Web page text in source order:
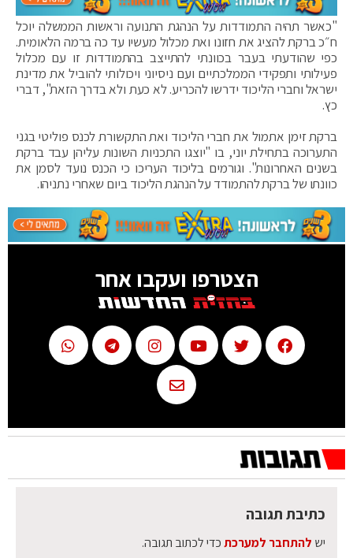
"כאשר תהיה התמודדות על הנהגת התנועה וראשות הממשלה יוכל
ח״כ ברקת להציג את חזונו ואת מכלול מעשיו עד כה ברמה הלאומית.
כפי שהודעתי בעבר בכוונתי להתייצב בהתמודדות זו עם מכלול
פעילותי ותפקידי הממלכתיים ועם ניסיוני ויכולותי להוביל את מדינת
ישראל וחברי הליכוד ידרשו להכריע. לא כעת ולא בדרך הזאת", דברי
כץ.
ברקת זימן אתמול את חברי הליכוד ואת התקשורת לכנס פוליטי בגני
התערוכה בתחילת יוני, בו "יוצגו התכניות השונות עליהן עבד ברקת
בשנים האחרונות". וגורמים בליכוד העריכו כי הכנס נועד לסמן את
כוונתו של ברקת להתמודד על הנהגת הליכוד ביום שאחרי נתניהו.
הצטרפו ועקבו אחר
כתיבת תגובה
יש להתחבר למערכתכדי לכתוב תגובה.